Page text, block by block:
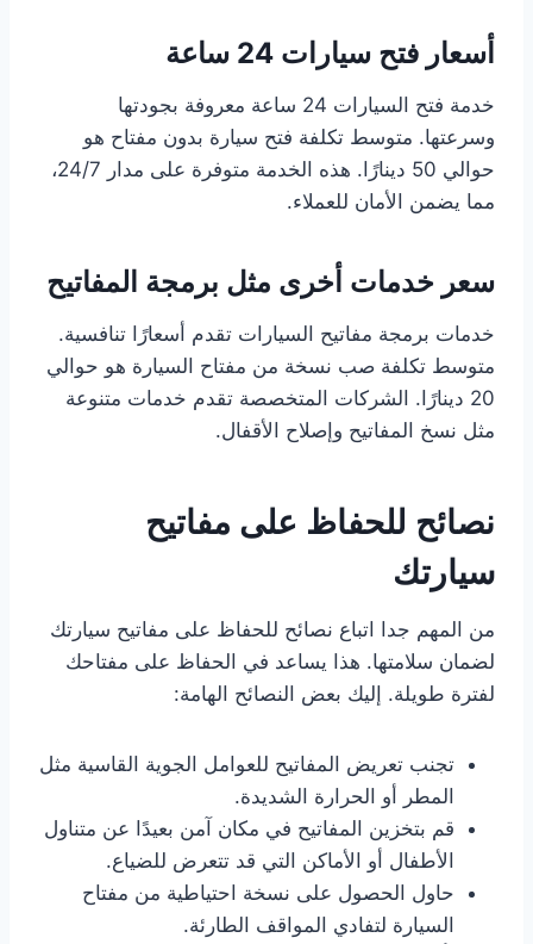
أسعار فتح سيارات 24 ساعة
خدمة فتح السيارات 24 ساعة معروفة بجودتها
وسرعتها. متوسط تكلفة فتح سيارة بدون مفتاح هو
حوالي 50 دينارًا. هذه الخدمة متوفرة على مدار 24/7،
مما يضمن الأمان للعملاء.
سعر خدمات أخرى مثل برمجة المفاتيح
خدمات برمجة مفاتيح السيارات تقدم أسعارًا تنافسية.
متوسط تكلفة صب نسخة من مفتاح السيارة هو حوالي
20 دينارًا. الشركات المتخصصة تقدم خدمات متنوعة
مثل نسخ المفاتيح وإصلاح الأقفال.
نصائح للحفاظ على مفاتيح
سيارتك
من المهم جدا اتباع نصائح للحفاظ على مفاتيح سيارتك
لضمان سلامتها. هذا يساعد في الحفاظ على مفتاحك
لفترة طويلة. إليك بعض النصائح الهامة:
تجنب تعريض المفاتيح للعوامل الجوية القاسية مثل
المطر أو الحرارة الشديدة.
قم بتخزين المفاتيح في مكان آمن بعيدًا عن متناول
الأطفال أو الأماكن التي قد تتعرض للضياع.
حاول الحصول على نسخة احتياطية من مفتاح
السيارة لتفادي المواقف الطارئة.